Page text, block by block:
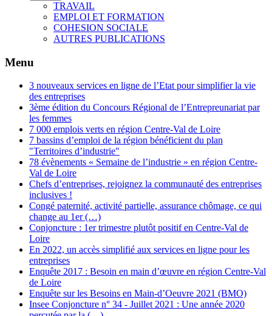
TRAVAIL
EMPLOI ET FORMATION
COHESION SOCIALE
AUTRES PUBLICATIONS
Menu
3 nouveaux services en ligne de l’Etat pour simplifier la vie
des entreprises
3ème édition du Concours Régional de l’Entrepreunariat par
les femmes
7 000 emplois verts en région Centre-Val de Loire
7 bassins d’emploi de la région bénéficient du plan
"Territoires d’industrie"
78 évènements « Semaine de l’industrie » en région Centre-
Val de Loire
Chefs d’entreprises, rejoignez la communauté des entreprises
inclusives !
Congé paternité, activité partielle, assurance chômage, ce qui
change au 1er (…)
Conjoncture : 1er trimestre plutôt positif en Centre-Val de
Loire
En 2022, un accès simplifié aux services en ligne pour les
entreprises
Enquête 2017 : Besoin en main d’œuvre en région Centre-Val
de Loire
Enquête sur les Besoins en Main-d’Oeuvre 2021 (BMO)
Insee Conjoncture n° 34 - Juillet 2021 : Une année 2020